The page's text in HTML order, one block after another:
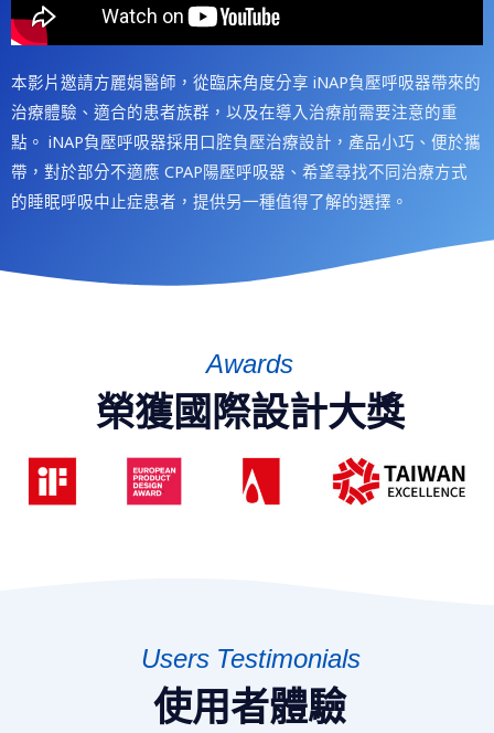
本影片邀請方麗娟醫師，從臨床角度分享 iNAP負壓呼吸器帶來的
治療體驗、適合的患者族群，以及在導入治療前需要注意的重
點。 iNAP負壓呼吸器採用口腔負壓治療設計，產品小巧、便於攜
帶，對於部分不適應 CPAP陽壓呼吸器、希望尋找不同治療方式
的睡眠呼吸中止症患者，提供另一種值得了解的選擇。
Awards
榮獲國際設計大獎
Users Testimonials
使用者體驗